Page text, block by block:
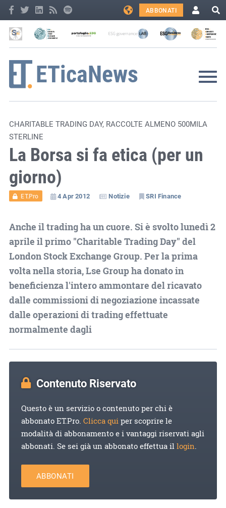
ABBONATI
CHARITABLE TRADING DAY, RACCOLTE ALMENO 500MILA
STERLINE
La Borsa si fa etica (per un
giorno)
ET.Pro 4 Apr 2012 Notizie SRI Finance
Anche il trading ha un cuore. Si è svolto lunedì 2
aprile il primo "Charitable Trading Day" del
London Stock Exchange Group. Per la prima
volta nella storia, Lse Group ha donato in
beneficienza l'intero ammontare del ricavato
dalle commissioni di negoziazione incassate
dalle operazioni di trading effettuate
normalmente dagli
Contenuto Riservato
Questo è un servizio o contenuto per chi è
abbonato ET.Pro. Clicca quiper scoprire le
modalità di abbonamento e i vantaggi riservati agli
abbonati. Se sei già un abbonato effettua illogin.
ABBONATI